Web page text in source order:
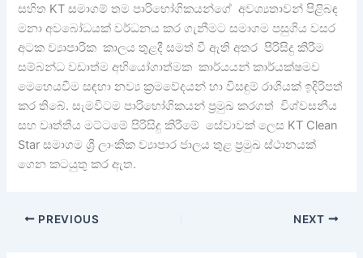
සහිත KT සමාගම් තම පාරිභෝගිකයන්ගේ අවශ්‍යතාවන් පිළිබඳ
මනා අවබෝධයක් වර්ධනය කර ගැනීමට සමාගම පසුගිය වසර
අටක ව්‍යාපාරික කාලය තුළදී සමත් වී ඇති අතර පිරිසිදු කිරීම
සම්බන්ධ වඩාත්ම අභියෝගාත්මක කාර්යයන් කාර්යක්ෂමව
මෙහෙයවීම සඳහා නව්‍ය ක්‍රමවේදයන් හා විසඳුම් රාශියක් ඉදිරිපත්
කර තිබේ. සැමවිටම පාරිභෝගිකයන් ප්‍රමුඛ කරගත් විශ්වසනීය
සහ වෘත්තීය මට්ටමේ පිරිසිදු කිරීමේ සේවාවක් ලෙස KT Clean
Star සමාගම ශ්‍රී ලාංකික ව්‍යාපාර ජාලය තුළ ප්‍රමුඛ ස්ථානයක්
ගෙන කටයුතු කර ඇත.
PREVIOUS NEXT